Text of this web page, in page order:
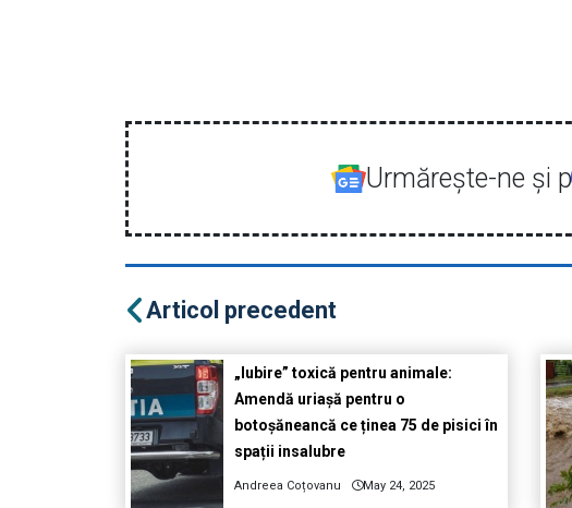
Urmăreşte-ne şi
Articol precedent
„Iubire” toxică pentru animale:
Amendă uriașă pentru o
botoșăneancă ce ținea 75 de pisici în
spații insalubre
Andreea Coțovanu May 24, 2025